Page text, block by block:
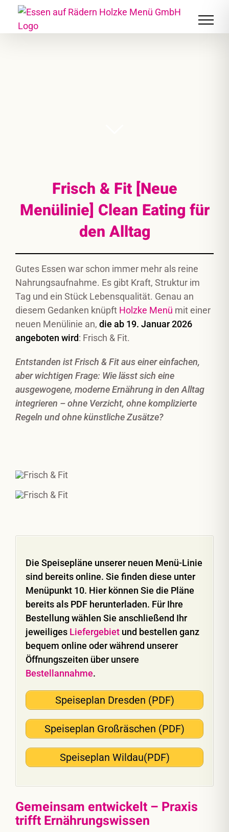
content
Frisch & Fit [Neue
Menülinie] Clean Eating für
den Alltag
Gutes Essen war schon immer mehr als reine
Nahrungsaufnahme. Es gibt Kraft, Struktur im
Tag und ein Stück Lebensqualität. Genau an
diesem Gedanken knüpft Holzke Menü mit einer
neuen Menülinie an, die ab 19. Januar 2026
angeboten wird: Frisch & Fit.
Entstanden ist Frisch & Fit aus einer einfachen,
aber wichtigen Frage: Wie lässt sich eine
ausgewogene, moderne Ernährung in den Alltag
integrieren – ohne Verzicht, ohne komplizierte
Regeln und ohne künstliche Zusätze?
Die Speisepläne unserer neuen Menü-Linie
sind bereits online. Sie finden diese unter
Menüpunkt 10. Hier können Sie die Pläne
bereits als PDF herunterladen. Für Ihre
Bestellung wählen Sie anschließend Ihr
jeweiliges Liefergebietund bestellen ganz
bequem online oder während unserer
Öffnungszeiten über unsere
Bestellannahme.
Speiseplan Dresden (PDF)
Speiseplan Großräschen (PDF)
Speiseplan Wildau(PDF)
Gemeinsam entwickelt – Praxis
trifft Ernährungswissen